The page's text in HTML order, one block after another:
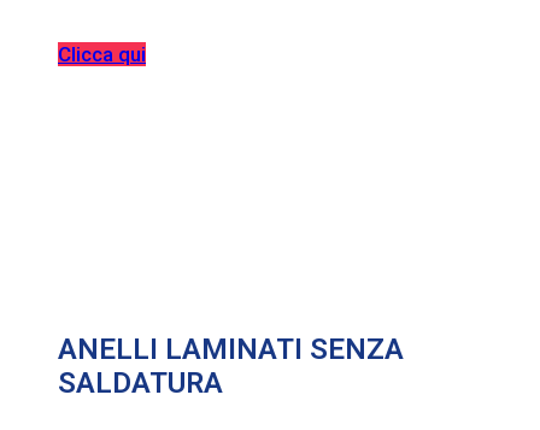
Clicca qui
ANELLI LAMINATI SENZA
SALDATURA